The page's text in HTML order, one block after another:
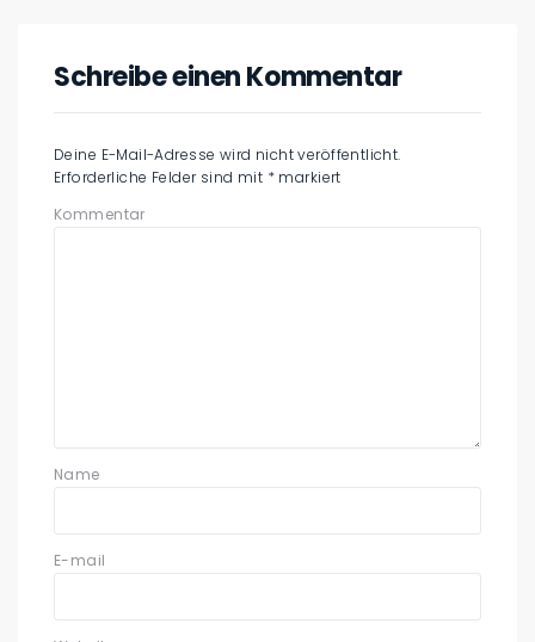
Schreibe einen Kommentar
Deine E-Mail-Adresse wird nicht veröffentlicht.
Erforderliche Felder sind mit * markiert
Kommentar
Name
E-mail